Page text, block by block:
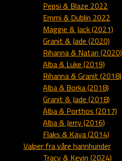
Pepsi & Blaze 2022
Emmi & Dublin 2022
Maggie & Jack (2021)
Granit & Jade (2020)
Rihanna & Natan (2020)
Alba & Luke (2019)
Rihanna & Granit (2018)
Alba & Borka (2018)
Granit & Jade (2018)
Alba & Porthos (2017)
Alba & Jerry (2016)
Flaks & Kaya (2014)
Valper fra våre hannhunder
Tracy & Kevin (2024)